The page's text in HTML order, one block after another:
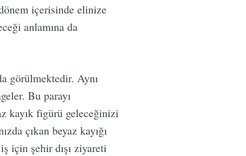
içerisinde elinize
anlamına da
görülmektedir. Aynı
Bu parayı
kayık figürü geleceğinizi
çıkan beyaz kayığı
için şehir dışı ziyareti